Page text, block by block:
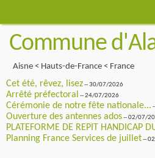
au
contenu
Commune
Aisne < Hauts-de-France < France
Cet été, rêvez, lisez-- 30/07/2026
Arrêté préfectoral -- 24/07/2026
Cérémonie de notre fête nationale...
Ouverture des antennes ados-- 02/07/
PLATEFORME DE REPIT HANDICAP
Planning France Services de juillet--